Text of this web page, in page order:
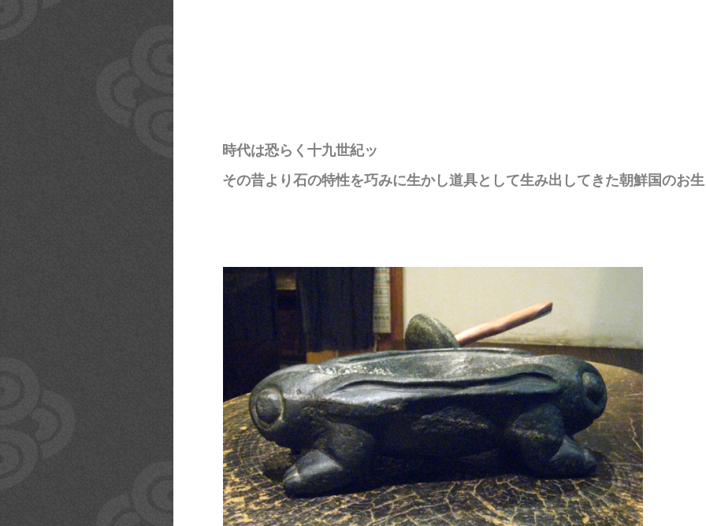
時代は恐らく十九世紀ッ
その昔より石の特性を巧みに生かし道具として生み出してきた朝鮮国のお